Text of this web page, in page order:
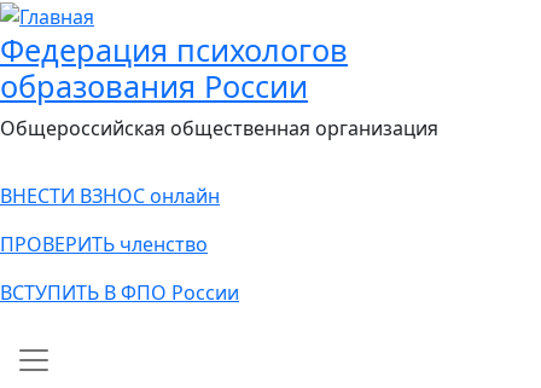
Федерация психологов
образования России
Общероссийская общественная организация
ВНЕСТИ ВЗНОС онлайн
ПРОВЕРИТЬ членство
ВСТУПИТЬ В ФПО России
Main navigation